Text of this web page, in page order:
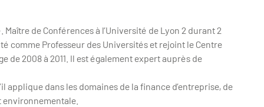
de Conférences à l’Université de Lyon 2 durant 2
comme Professeur des Universités et rejoint le Centre
de 2008 à 2011. Il est également expert auprès de
dans les domaines de la finance d’entreprise, de
environnementale.